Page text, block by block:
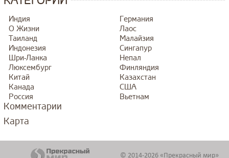
Индия
Германия
О Жизни
Лаос
Таиланд
Малайзия
Индонезия
Сингапур
Шри-Ланка
Непал
Люксембург
Финляндия
Китай
Казахстан
Канада
США
Россия
Вьетнам
Комментарии
Карта
© 2014-2026 «Прекрасный мир»